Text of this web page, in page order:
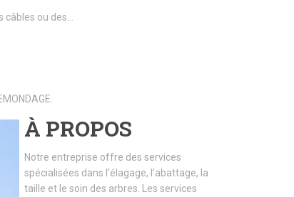
ou des…
À PROPOS
Notre entreprise offre des services
spécialisées dans l’élagage, l’abattage, la
taille et le soin des arbres. Les services